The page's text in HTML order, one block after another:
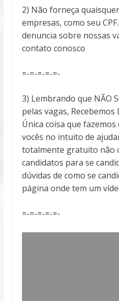
2) Não forneça
empresas, como seu
denuncia sobre nossas
contato conosco
=-=-=-=-=-
3) Lembrando que NÃO
pelas vagas,
Única coisa que
vocês no intuito de
totalmente gratuito não
candidatos para se
dúvidas de como se
página onde tem um
=-=-=-=-=-